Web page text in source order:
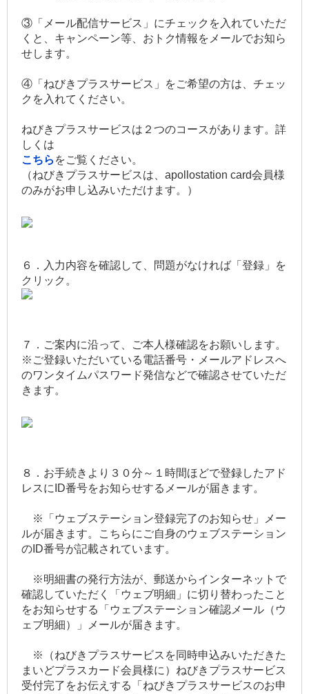
③「メール配信サービス」にチェックを入れていただ
くと、キャンペーン等、おトク情報をメールでお知ら
せします。
④「ねびきプラスサービス」をご希望の方は、チェッ
クを入れてください。
ねびきプラスサービスは２つのコースがあります。詳
しくは
こちら をご覧ください。
（ねびきプラスサービスは、apollostation card会員様
のみがお申し込みいただけます。）
６．入力内容を確認して、問題がなければ「登録」を
クリック。
７．ご案内に沿って、ご本人様確認をお願いします。
※ご登録いただいている電話番号・メールアドレスへ
のワンタイムパスワード発信などで確認させていただ
きます。
８．お手続きより３０分～１時間ほどで登録したアド
レスにID番号をお知らせするメールが届きます。
※「ウェブステーション登録完了のお知らせ」メー
ルが届きます。こちらにご自身のウェブステーション
のID番号が記載されています。
※明細書の発行方法が、郵送からインターネットで
確認していただく「ウェブ明細」に切り替わったこと
をお知らせする「ウェブステーション確認メール（ウ
ェブ明細）」メールが届きます。
※（ねびきプラスサービスを同時申込みいただきた
まいどプラスカード会員様に）ねびきプラスサービス
受付完了をお伝えする「ねびきプラスサービスのお申